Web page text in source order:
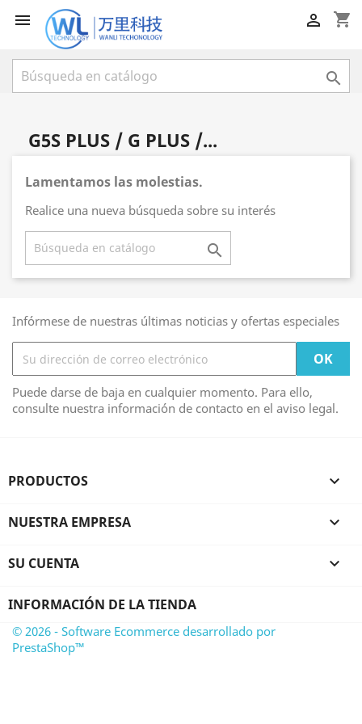
 shopping_cart


G5S PLUS / G PLUS /...
Lamentamos las molestias.
Realice una nueva búsqueda sobre su interés

Infórmese de nuestras últimas noticias y ofertas especiales
Puede darse de baja en cualquier momento. Para ello,
consulte nuestra información de contacto en el aviso legal.
PRODUCTOS 
NUESTRA EMPRESA 
SU CUENTA 
INFORMACIÓN DE LA TIENDA
© 2026 - Software Ecommerce desarrollado por
PrestaShop™